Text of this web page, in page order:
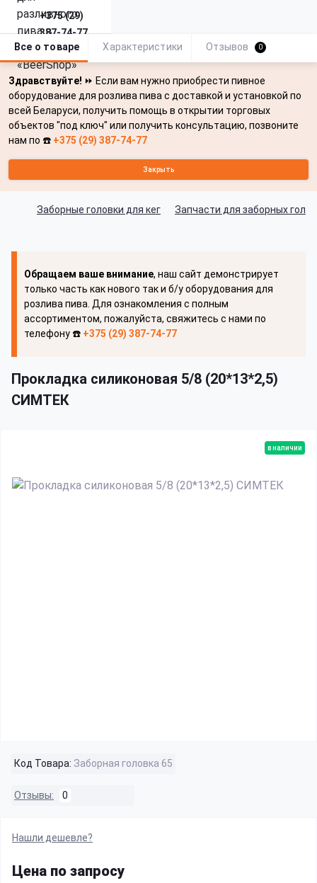
Здравствуйте! ⏩ Если вам нужно приобрести пивное
оборудование для розлива пива с доставкой и установкой по
всей Беларуси, получить помощь в открытии торговых
объектов "под ключ" или получить консультацию, позвоните
нам по ☎️ +375 (29) 387-74-77
Закрыть
+375 (29)
387-74-77
Заборные головки для кег Запчасти для заборных
Обращаем ваше внимание, наш сайт демонстрирует
только часть как нового так и б/у оборудования для
розлива пива. Для ознакомления с полным
ассортиментом, пожалуйста, свяжитесь с нами по
телефону ☎️ +375 (29) 387-74-77
Прокладка силиконовая 5/8 (20*13*2,5)
СИМТЕК
Все о товаре Характеристики Отзывов 0
в наличии
Код Товара: Заборная головка 65
Отзывы: 0
Нашли дешевле?
Цена по запросу